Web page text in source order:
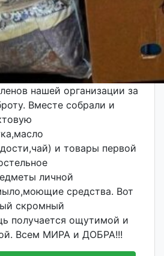
нашей организации за
Вместе собрали и
и товары первой
личной
средства. Вот
скромный
получается ощутимой и
Всем МИРА и ДОБРА!!!